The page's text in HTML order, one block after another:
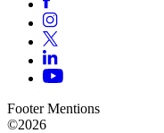
Footer Mentions
©2026